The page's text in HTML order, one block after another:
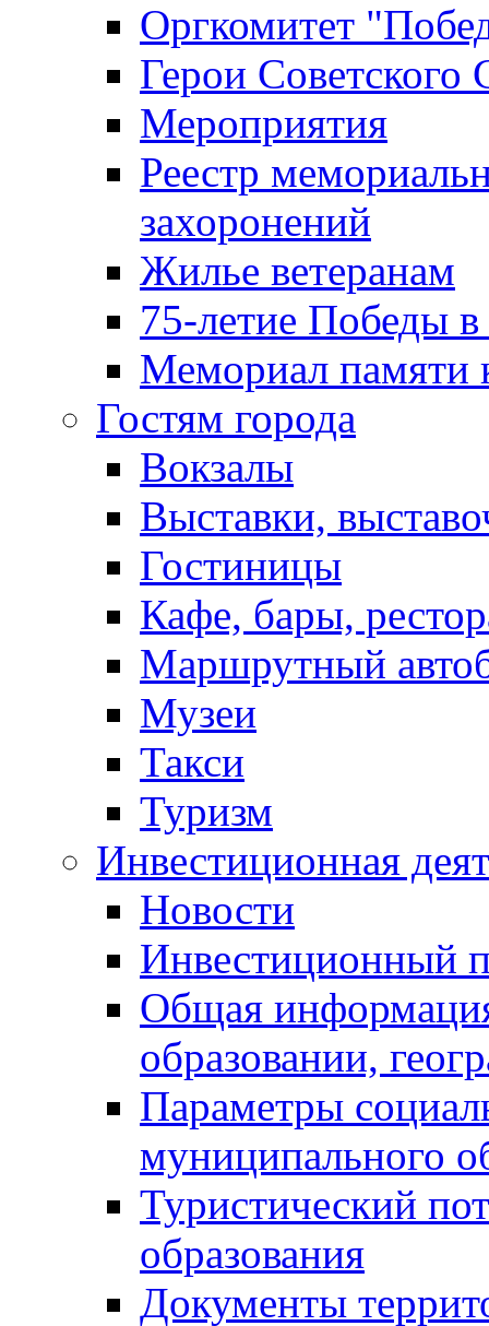
Оргкомитет
Герои Советского
Мероприятия
Реестр
захоронений
Жилье ветеранам
75-летие Победы
Мемориал памяти
Гостям города
Вокзалы
Выставки,
Гостиницы
Кафе, бары,
Маршрутный
Музеи
Такси
Туризм
Инвестиционная
Новости
Инвестиционный
Общая
образовании,
Параметры
муниципального
Туристический
образования
Документы